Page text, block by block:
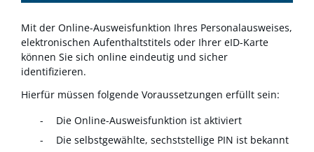
Mit der Online-Ausweisfunktion Ihres Personalausweises,
elektronischen Aufenthaltstitels oder Ihrer eID-Karte
können Sie sich online eindeutig und sicher
identifizieren.
Hierfür müssen folgende Voraussetzungen erfüllt sein:
Die Online-Ausweisfunktion ist aktiviert
Die selbstgewählte, sechststellige PIN ist bekannt